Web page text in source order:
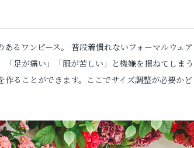
るワンピース。 普段着慣れないフォーマルウェ
足が痛い」「服が苦しい」と機嫌を損ねてしま
ることができます。ここでサイズ調整が必要か